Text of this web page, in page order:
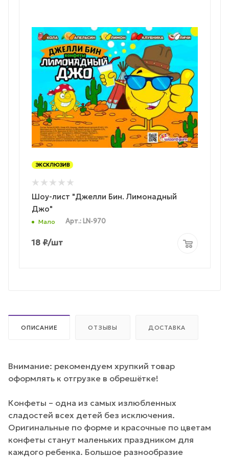
ЭКСКЛЮЗИВ
Шоу-лист "Джелли Бин. Лимонадный
Джо"
Мало Арт.: LN-970
18 ₽/шт
ОПИСАНИЕ ОТЗЫВЫ ДОСТАВКА
Внимание: рекомендуем хрупкий товар
оформлять к отгрузке в обрешётке!
Конфеты – одна из самых излюбленных
сладостей всех детей без исключения.
Оригинальные по форме и красочные по цветам
конфеты станут маленьких праздником для
каждого ребенка. Большое разнообразие